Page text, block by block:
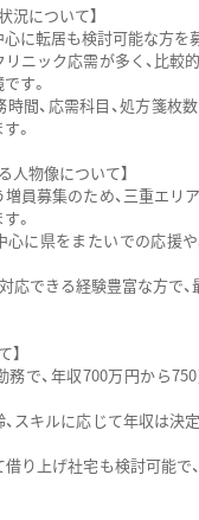
況について】
に転居も検討可能な方を
ニック応需が多く、比較
す。
間、応需科目、処方箋枚
。
人物像について】
員募集のため、三重エリ
。
に県をまたいでの応援
応できる経験豊富な方で
】
で、年収700万円から
スキルに応じて年収は決
り上げ社宅も検討可能で